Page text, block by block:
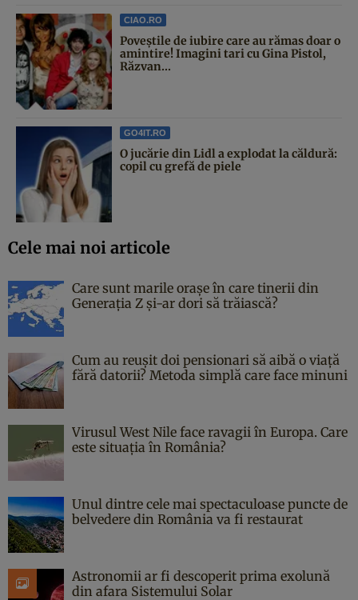
CIAO.RO
Poveştile de iubire care au rămas doar o
amintire! Imagini tari cu Gina Pistol,
Răzvan...
GO4IT.RO
O jucărie din Lidl a explodat la căldură:
copil cu grefă de piele
Cele mai noi articole
Care sunt marile orașe în care tinerii din
Generația Z și-ar dori să trăiască?
Cum au reușit doi pensionari să aibă o viață
fără datorii? Metoda simplă care face minuni
Virusul West Nile face ravagii în Europa. Care
este situația în România?
Unul dintre cele mai spectaculoase puncte de
belvedere din România va fi restaurat
Astronomii ar fi descoperit prima exolună
din afara Sistemului Solar